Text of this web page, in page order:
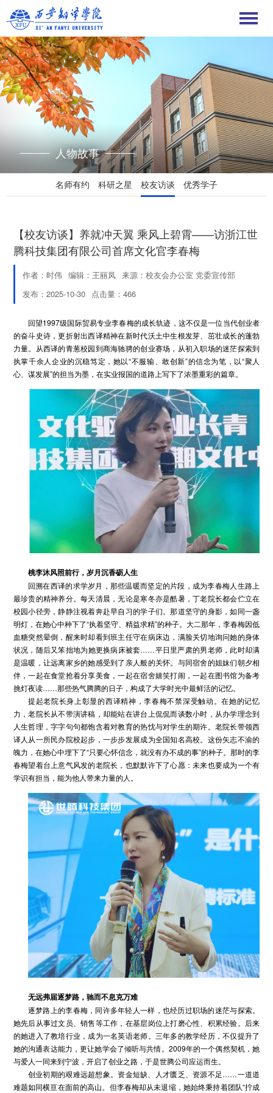
人物故事
名师有约 科研之星 校友访谈 优秀学子
【校友访谈】养就冲天翼 乘风上碧霄——访浙江世
腾科技集团有限公司首席文化官李春梅
作者：时伟 编辑：王丽凤 来源：校友会办公室 党委宣传部
发布：2025-10-30 点击量： 466
回望1997级国际贸易专业李春梅的成长轨迹，这不仅是一位当代创业者
的奋斗史诗，更折射出西译精神在新时代沃土中生根发芽、茁壮成长的蓬勃
力量。从西译的青葱校园到商海驰骋的创业赛场，从初入职场的迷茫探索到
执掌千余人企业的沉稳笃定，她以“不服输、敢创新”的信念为笔，以“聚人
心、谋发展”的担当为墨，在实业报国的道路上写下了浓墨重彩的篇章。
桃李沐风照前行，岁月沉香砺人生
回溯在西译的求学岁月，那些温暖而坚定的片段，成为李春梅人生路上
最珍贵的精神养分。每天清晨，无论是寒冬亦是酷暑，丁老院长都会伫立在
校园小径旁，静静注视着奔赴早自习的学子们。那道坚守的身影，如同一盏
明灯，在她心中种下了“执着坚守、精益求精”的种子。大二那年，李春梅因低
血糖突然晕倒，醒来时却看到班主任守在病床边，满脸关切地询问她的身体
状况，随后又笨拙地为她更换病床被套……平日里严肃的男老师，此时却满
是温暖，让远离家乡的她感受到了亲人般的关怀。与同宿舍的姐妹们朝夕相
伴，一起在食堂抢着分享美食，一起在宿舍嬉笑打闹，一起在图书馆为备考
挑灯夜读……那些热气腾腾的日子，构成了大学时光中最鲜活的记忆。
提起老院长身上彰显的西译精神，李春梅不禁深受触动。在她的记忆
力，老院长从不带演讲稿，却能站在讲台上侃侃而谈数小时，从办学理念到
人生哲理，字字句句都饱含着对教育的热忱与对学生的期许。老院长带领西
译人从一所民办院校起步，一步步发展成为全国知名高校。这份矢志不渝的
魄力，在她心中埋下了“只要心怀信念，就没有办不成的事”的种子。那时的李
春梅望着台上意气风发的老院长，也默默许下了心愿：未来也要成为一个有
学识有担当，能为他人带来力量的人。
无远弗届逐梦路，驰而不息克万难
逐梦路上的李春梅，同许多年轻人一样，也经历过职场的迷茫与探索。
她先后从事过文员、销售等工作，在基层岗位上打磨心性、积累经验。后来
的她进入了教培行业，成为一名英语老师。三年多的教学经历，不仅提升了
她的沟通表达能力，更让她学会了倾听与共情。2009年的一个偶然契机，她
与爱人一同来到宁波，开启了创业之路，于是世腾公司应运而生。
创业初期的艰难远超想象。资金短缺、人才匮乏、资源不足……一道道
难题如同横亘在面前的高山。但李春梅却从未退缩，她始终秉持着团队“拧成